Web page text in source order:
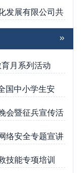
发展有限公司共
月系列活动
国中小学生安
会暨征兵宣传活
络安全专题宣讲
技能专项培训